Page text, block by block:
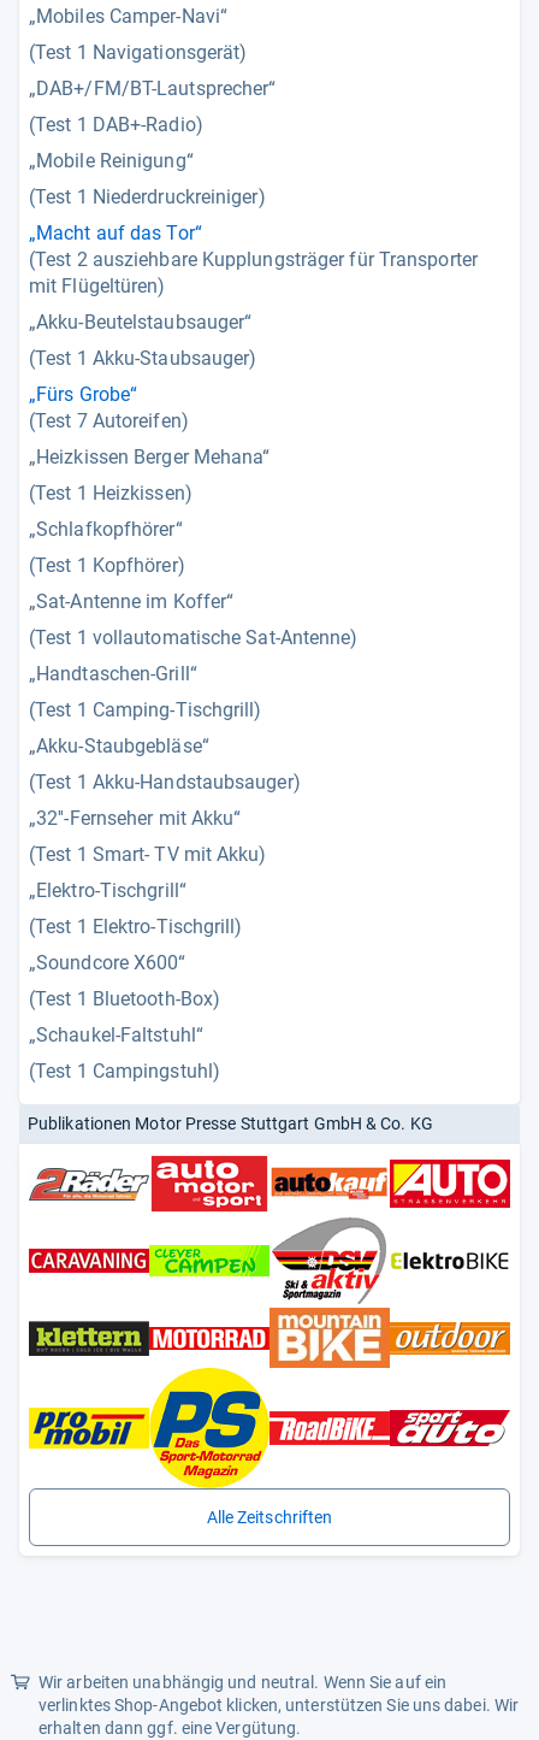
„Mobiles Camper-Navi“
(Test 1 Navigationsgerät)
„DAB+/FM/BT-Lautsprecher“
(Test 1 DAB+-Radio)
„Mobile Reinigung“
(Test 1 Niederdruckreiniger)
„Macht auf das Tor“
(Test 2 ausziehbare Kupplungsträger für Transporter
mit Flügeltüren)
„Akku-Beutelstaubsauger“
(Test 1 Akku-Staubsauger)
„Fürs Grobe“
(Test 7 Autoreifen)
„Heizkissen Berger Mehana“
(Test 1 Heizkissen)
„Schlafkopfhörer“
(Test 1 Kopfhörer)
„Sat-Antenne im Koffer“
(Test 1 vollautomatische Sat-Antenne)
„Handtaschen-Grill“
(Test 1 Camping-Tischgrill)
„Akku-Staubgebläse“
(Test 1 Akku-Handstaubsauger)
„32''-Fernseher mit Akku“
(Test 1 Smart- TV mit Akku)
„Elektro-Tischgrill“
(Test 1 Elektro-Tischgrill)
„Soundcore X600“
(Test 1 Bluetooth-Box)
„Schaukel-Faltstuhl“
(Test 1 Campingstuhl)
Publikationen Motor Presse Stuttgart GmbH & Co. KG
Alle Zeitschriften
Wir arbeiten unabhängig und neutral. Wenn Sie auf ein
verlinktes Shop-Angebot klicken, unterstützen Sie uns dabei. Wir
erhalten dann ggf. eine Vergütung.